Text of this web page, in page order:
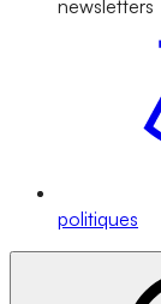
newsletters
politiques